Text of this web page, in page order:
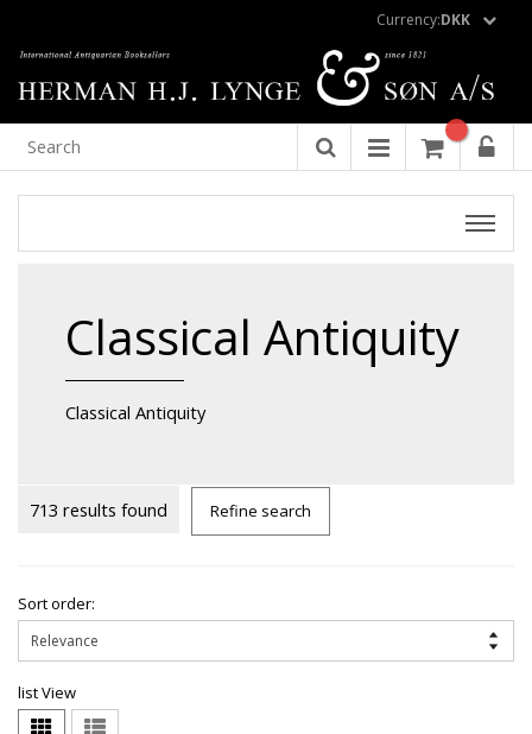
Currency:DKK
Classical Antiquity
Classical Antiquity
713 results found Refine search
Sort order:
list View